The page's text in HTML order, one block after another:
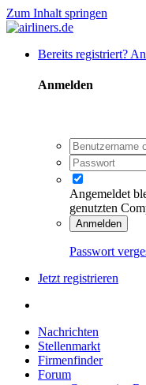
Zum Inhalt springen
Bereits registriert?
Anmelden
Angemeldet
genutzten
Anmelden
Passwort
Jetzt registrieren
Nachrichten
Stellenmarkt
Firmenfinder
Forum